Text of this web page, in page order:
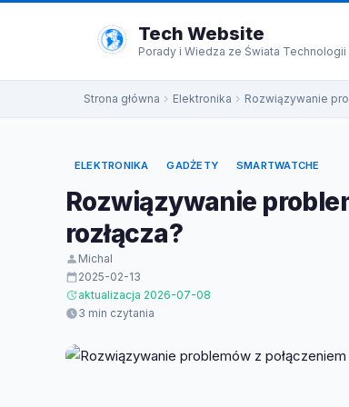
do
Tech Website
Porady i Wiedza ze Świata Technologii
Strona główna Elektronika Rozwiązywanie
ELEKTRONIKA GADŻETY SMARTWATCHE
Rozwiązywanie
rozłącza?
Michal
2025-02-13
aktualizacja 2026-07-08
3 min czytania